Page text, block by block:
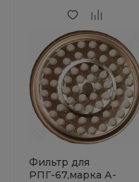
Фильтр для
РПГ-67,марка А-